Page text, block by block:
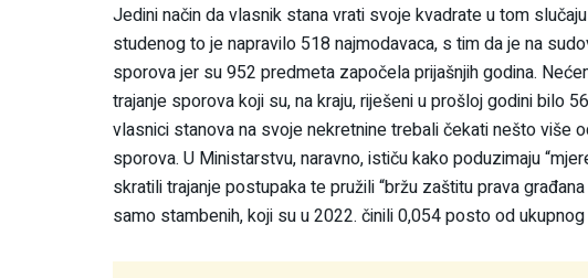
Jedini način da vlasnik stana vrati svoje kvadrate u tom
studenog to je napravilo 518 najmodavaca, s tim da je na
sporova jer su 952 predmeta započela prijašnjih godina.
trajanje sporova koji su, na kraju, riješeni u prošloj godini bilo
vlasnici stanova na svoje nekretnine trebali čekati nešto više
sporova. U Ministarstvu, naravno, ističu kako poduzimaju
skratili trajanje postupaka te pružili “bržu zaštitu prava
samo stambenih, koji su u 2022. činili 0,054 posto od